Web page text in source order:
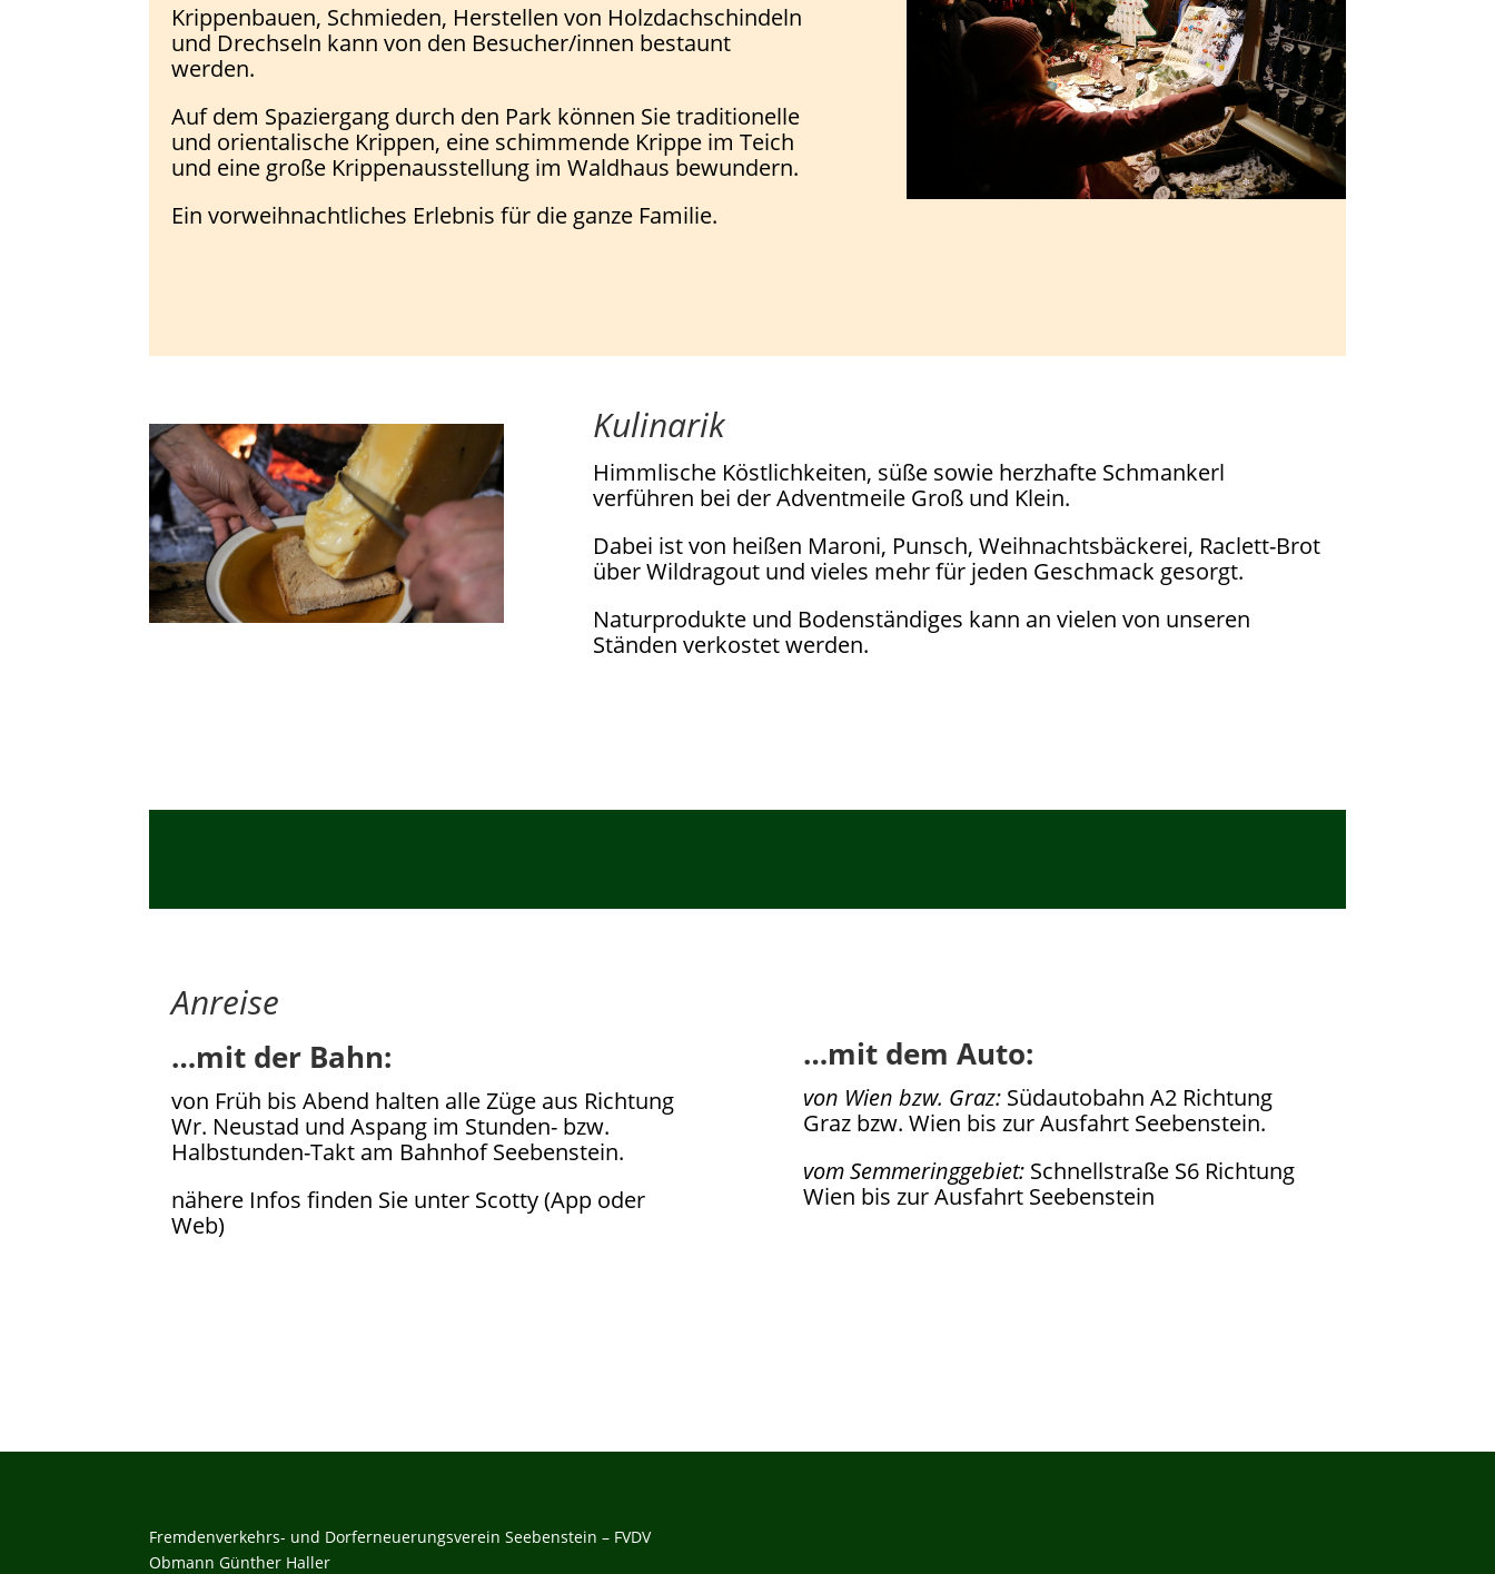
Krippenbauen, Schmieden, Herstellen von Holzdachschindeln
und Drechseln kann von den Besucher/innen bestaunt
werden.
Auf dem Spaziergang durch den Park können Sie traditionelle
und orientalische Krippen, eine schimmende Krippe im Teich
und eine große Krippenausstellung im Waldhaus bewundern.
Ein vorweihnachtliches Erlebnis für die ganze Familie.
Kulinarik
Himmlische Köstlichkeiten, süße sowie herzhafte Schmankerl
verführen bei der Adventmeile Groß und Klein.
Dabei ist von heißen Maroni, Punsch, Weihnachtsbäckerei, Raclett-Brot
über Wildragout und vieles mehr für jeden Geschmack gesorgt.
Naturprodukte und Bodenständiges kann an vielen von unseren
Ständen verkostet werden.
Anreise
…mit der Bahn:
von Früh bis Abend halten alle Züge aus Richtung
Wr. Neustad und Aspang im Stunden- bzw.
Halbstunden-Takt am Bahnhof Seebenstein.
nähere Infos finden Sie unter Scotty (App oder
Web)
…mit dem Auto:
von Wien bzw. Graz:Südautobahn A2 Richtung
Graz bzw. Wien bis zur Ausfahrt Seebenstein.
vom Semmeringgebiet:Schnellstraße S6 Richtung
Wien bis zur Ausfahrt Seebenstein
Fremdenverkehrs- und Dorferneuerungsverein Seebenstein – FVDV
Obmann Günther Haller